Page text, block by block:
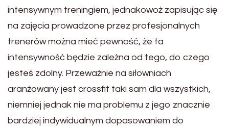
intensywnym treningiem, jednakowoż zapisując się
na zajęcia prowadzone przez profesjonalnych
trenerów można mieć pewność, że ta
intensywność będzie zależna od tego, do czego
jesteś zdolny. Przeważnie na siłowniach
aranżowany jest crossfit taki sam dla wszystkich,
niemniej jednak nie ma problemu z jego znacznie
bardziej indywidualnym dopasowaniem do